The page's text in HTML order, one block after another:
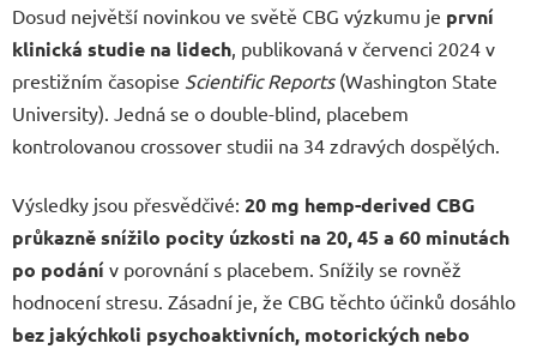
Dosud největší novinkou ve světě CBG výzkumu je první
klinická studie na lidech, publikovaná v červenci 2024 v
prestižním časopise Scientific Reports(Washington State
University). Jedná se o double-blind, placebem
kontrolovanou crossover studii na 34 zdravých dospělých.
Výsledky jsou přesvědčivé: 20 mg hemp-derived CBG
průkazně snížilo pocity úzkosti na 20, 45 a 60 minutách
po podání v porovnání s placebem. Snížily se rovněž
hodnocení stresu. Zásadní je, že CBG těchto účinků dosáhlo
bez jakýchkoli psychoaktivních, motorických nebo